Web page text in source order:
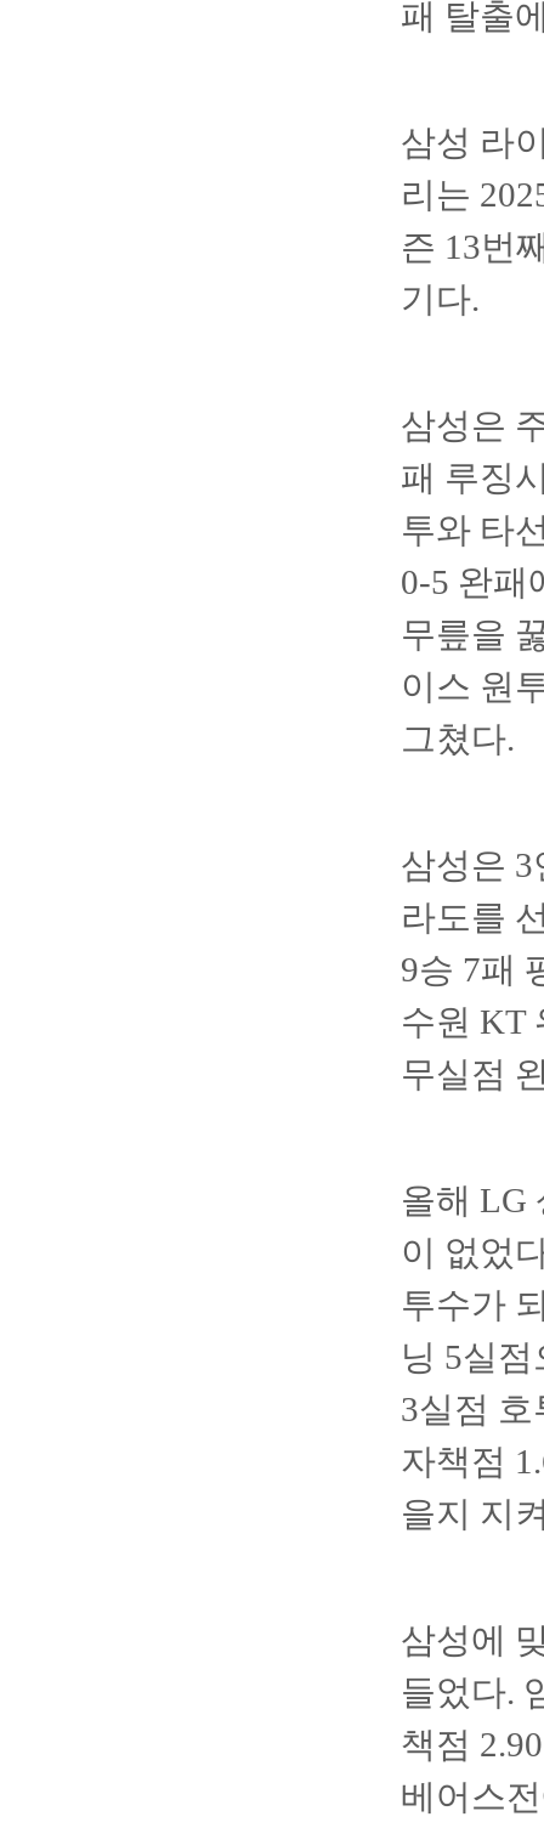
패 탈출
삼성 라
리는
즌 13번
기다.
삼성은
패 루징
투와 타
0-5 완패
무릎을
이스 원
그쳤다.
삼성은
라도를
9승 7패
수원 KT
무실점
올해 LG
이 없었
투수가
닝 5실
3실점 호
자책점
을지 지
삼성에
들었다.
책점
베어스